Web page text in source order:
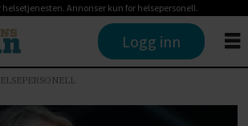
Annonser kun for helsepersonell.
Logg inn